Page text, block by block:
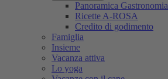
Panoramica Gastronomia
Ricette A-ROSA
Credito di godimento
Famiglia
Insieme
Vacanza attiva
Lo yoga